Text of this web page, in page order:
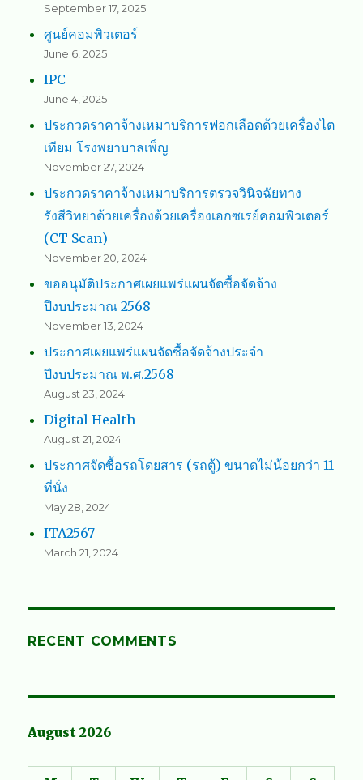
September 17, 2025
ศูนย์คอมพิวเตอร์
June 6, 2025
IPC
June 4, 2025
ประกวดราคาจ้างเหมาบริการฟอกเลือดด้วยเครื่องไต
เทียม โรงพยาบาลเพ็ญ
November 27, 2024
ประกวดราคาจ้างเหมาบริการตรวจวินิจฉัยทาง
รังสีวิทยาด้วยเครื่องด้วยเครื่องเอกซเรย์คอมพิวเตอร์
(CT Scan)
November 20, 2024
ขออนุมัติประกาศเผยแพร่แผนจัดซื้อจัดจ้าง
ปีงบประมาณ 2568
November 13, 2024
ประกาศเผยแพร่แผนจัดซื้อจัดจ้างประจำ
ปีงบประมาณ พ.ศ.2568
August 23, 2024
Digital Health
August 21, 2024
ประกาศจัดซื้อรถโดยสาร (รถตู้) ขนาดไม่น้อยกว่า 11
ที่นั่ง
May 28, 2024
ITA2567
March 21, 2024
RECENT COMMENTS
August 2026